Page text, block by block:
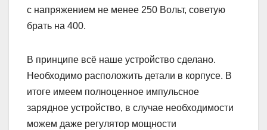
с напряжением не менее 250 Вольт, советую
брать на 400.
В принципе всё наше устройство сделано.
Необходимо расположить детали в корпусе. В
итоге имеем полноценное импульсное
зарядное устройство, в случае необходимости
можем даже регулятор мощности